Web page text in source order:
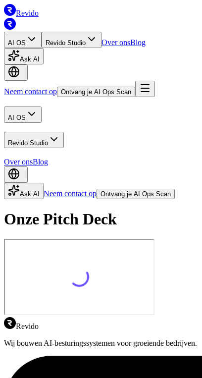
Revido
AI OS Revido Studio Over onsBlog
Ask AI
Neem contact op Ontvang je AI Ops Scan
AI OS
Revido Studio
Over onsBlog
Ask AI Neem contact op Ontvang je AI Ops Scan
Onze Pitch Deck
Revido
Wij bouwen AI-besturingssystemen voor groeiende bedrijven.